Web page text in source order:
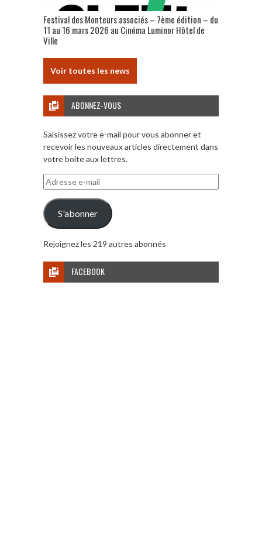
Festival des Monteurs associés – 7ème édition – du
11 au 16 mars 2026 au Cinéma Luminor Hôtel de
Ville
Voir toutes les news
ABONNEZ-VOUS
Saisissez votre e-mail pour vous abonner et
recevoir les nouveaux articles directement dans
votre boite aux lettres.
Adresse
e-
mail
S'abonner
Rejoignez les 219 autres abonnés
FACEBOOK